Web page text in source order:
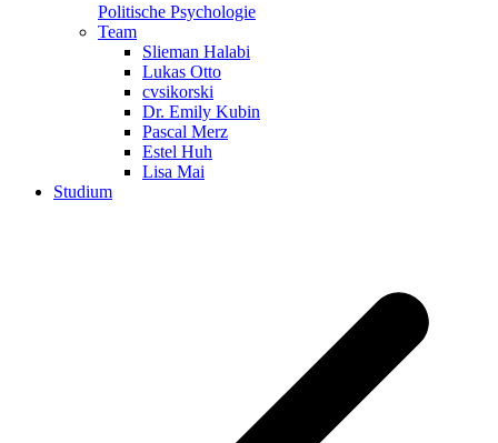
Politische Psychologie
Team
Slieman Halabi
Lukas Otto
cvsikorski
Dr. Emily Kubin
Pascal Merz
Estel Huh
Lisa Mai
Studium